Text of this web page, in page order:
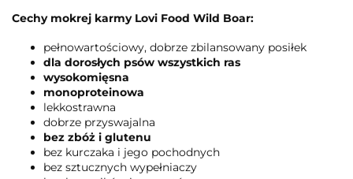
Cechy mokrej karmy Lovi Food Wild Boar:
pełnowartościowy, dobrze zbilansowany posiłek
dla dorosłych psów wszystkich ras
wysokomięsna
monoproteinowa
lekkostrawna
dobrze przyswajalna
bez zbóż i glutenu
bez kurczaka i jego pochodnych
bez sztucznych wypełniaczy